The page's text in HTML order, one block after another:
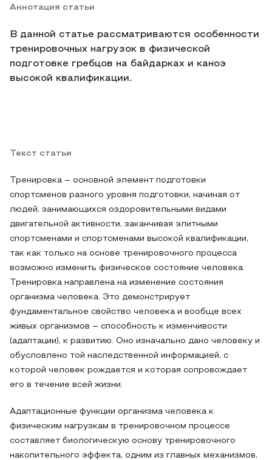
Аннотация статьи
В данной статье рассматриваются особенности
тренировочных нагрузок в физической
подготовке гребцов на байдарках и каноэ
высокой квалификации.
Текст статьи
Тренировка – основной элемент подготовки
спортсменов разного уровня подготовки, начиная от
людей, занимающихся оздоровительными видами
двигательной активности, заканчивая элитными
спортсменами и спортсменами высокой квалификации,
так как только на основе тренировочного процесса
возможно изменить физическое состояние человека.
Тренировка направлена на изменение состояния
организма человека. Это демонстрирует
фундаментальное свойство человека и вообще всех
живых организмов – способность к изменчивости
(адаптации), к развитию. Оно изначально дано человеку и
обусловлено той наследственной информацией, с
которой человек рождается и которая сопровождает
его в течение всей жизни.
Адаптационные функции организма человека к
физическим нагрузкам в тренировочном процессе
составляет биологическую основу тренировочного
накопительного эффекта, одним из главных механизмов,